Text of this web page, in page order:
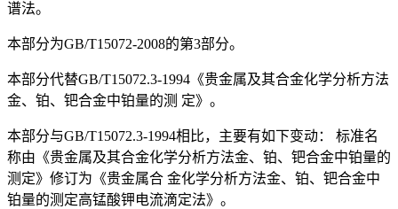
谱法。
本部分为GB/T15072-2008的第3部分。
本部分代替GB/T15072.3-1994《贵金属及其合金化学分析方法
金、铂、钯合金中铂量的测 定》。
本部分与GB/T15072.3-1994相比，主要有如下变动： 标准名
称由《贵金属及其合金化学分析方法金、铂、钯合金中铂量的
测定》修订为《贵金属合 金化学分析方法金、铂、钯合金中
铂量的测定高锰酸钾电流滴定法》。